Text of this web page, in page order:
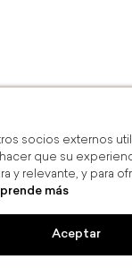
socios externos
que su
y relevante, y para
más
Aceptar
Compra